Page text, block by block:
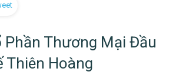
Phần Thương Mại Đầu
Thiên Hoàng